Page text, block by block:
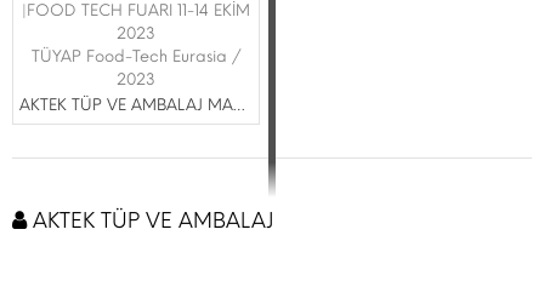
|FOOD TECH FUARI 11-14 EKİM
2023
TÜYAP Food-Tech Eurasia /
2023
AKTEK TÜP VE AMBALAJ MAKİNA SAN.TİC.LTD.ŞTİ.
AKTEK TÜP VE AMBALAJ